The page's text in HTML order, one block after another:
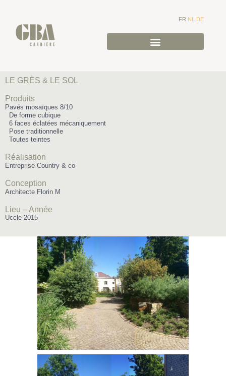
FR NL DE
LE GRÈS & LE SOL
Produits
Pavés mosaïques 8/10
De forme cubique
6 faces éclatées mécaniquement
Pose traditionnelle
Toutes teintes
Réalisation
Entreprise Country & co
Conception
Architecte Florin M
Lieu – Année
Uccle 2015